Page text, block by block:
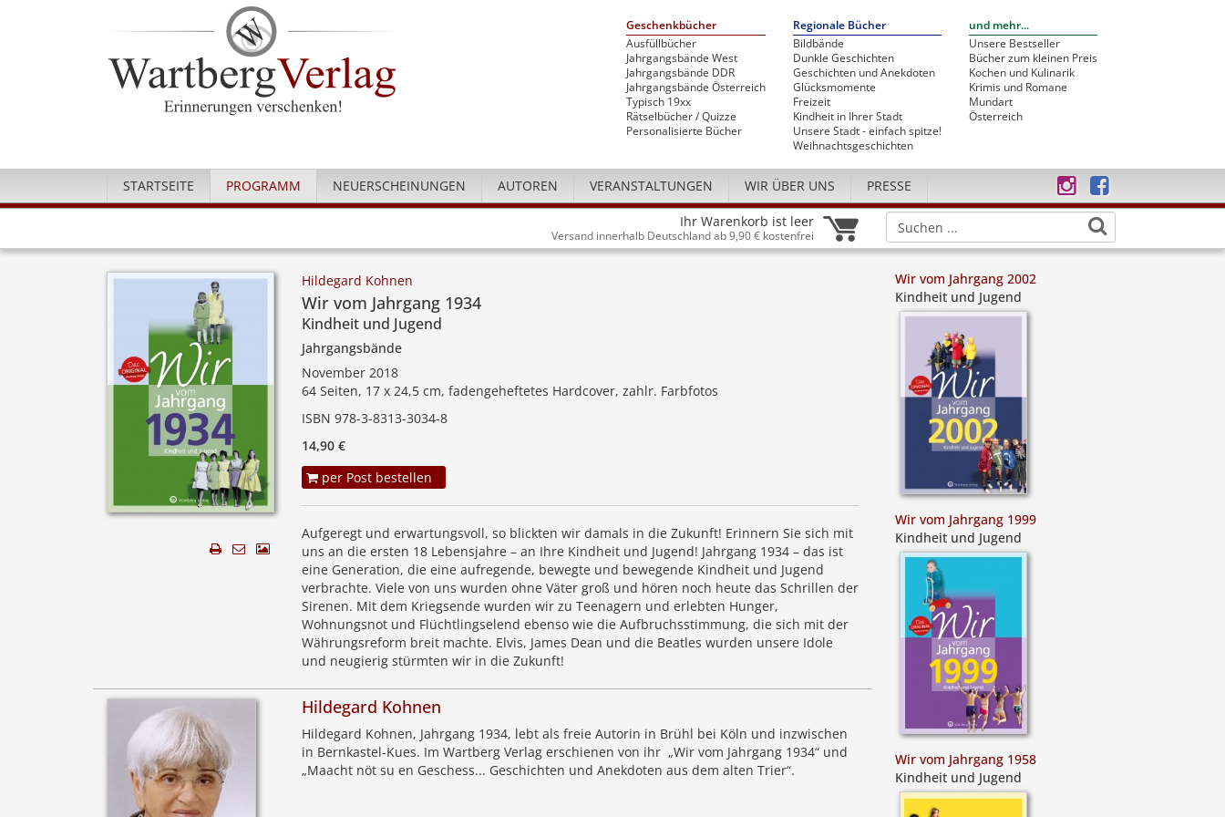
Geschenkbücher
Ausfüllbücher
Jahrgangsbände West
Jahrgangsbände DDR
Jahrgangsbände Österreich
Typisch 19xx
Rätselbücher / Quizze
Personalisierte Bücher
Regionale Bücher
Bildbände
Dunkle Geschichten
Geschichten und Anekdoten
Glücksmomente
Freizeit
Kindheit in Ihrer Stadt
Unsere Stadt - einfach spitze!
Weihnachtsgeschichten
und mehr...
Unsere Bestseller
Bücher zum kleinen Preis
Kochen und Kulinarik
Krimis und Romane
Mundart
Österreich
STARTSEITE PROGRAMM NEUERSCHEINUNGEN AUTOREN VERANSTALTUNGEN WIR ÜBER UNS PRESSE
Ihr Warenkorb ist leer
Versand innerhalb Deutschland ab 9,90 € kostenfrei
Hildegard Kohnen
Wir vom Jahrgang 1934
Kindheit und Jugend
Jahrgangsbände
November 2018
64 Seiten, 17 x 24,5 cm, fadengeheftetes Hardcover, zahlr. Farbfotos
ISBN 978-3-8313-3034-8
14,90 €
per Post bestellen
Aufgeregt und erwartungsvoll, so blickten wir damals in die Zukunft! Erinnern Sie sich mit
uns an die ersten 18 Lebensjahre – an Ihre Kindheit und Jugend! Jahrgang 1934 – das ist
eine Generation, die eine aufregende, bewegte und bewegende Kindheit und Jugend
verbrachte. Viele von uns wurden ohne Väter groß und hören noch heute das Schrillen der
Sirenen. Mit dem Kriegsende wurden wir zu Teenagern und erlebten Hunger,
Wohnungsnot und Flüchtlingselend ebenso wie die Aufbruchsstimmung, die sich mit der
Währungsreform breit machte. Elvis, James Dean und die Beatles wurden unsere Idole
und neugierig stürmten wir in die Zukunft!
Hildegard Kohnen
Hildegard Kohnen, Jahrgang 1934, lebt als freie Autorin in Brühl bei Köln und inzwischen
in Bernkastel-Kues. Im Wartberg Verlag erschienen von ihr „Wir vom Jahrgang 1934“ und
„Maacht nöt su en Geschess... Geschichten und Anekdoten aus dem alten Trier“.
Wir vom Jahrgang 2002
Kindheit und Jugend
Wir vom Jahrgang 1999
Kindheit und Jugend
Wir vom Jahrgang 1958
Kindheit und Jugend